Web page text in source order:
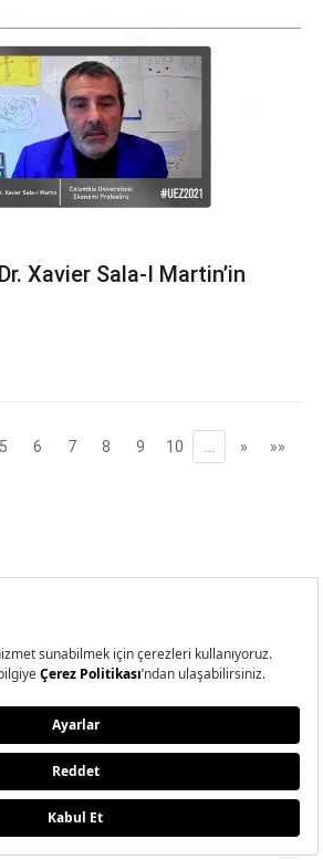
Xavier Sala-I Martin’in
5 6 7 8 9 10 » »»